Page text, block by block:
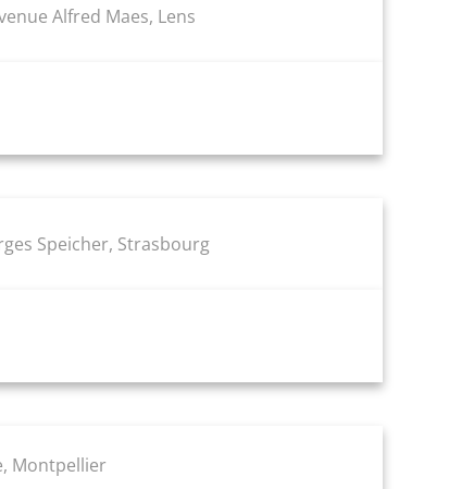
Alfred Maes, Lens
Speicher, Strasbourg
Montpellier